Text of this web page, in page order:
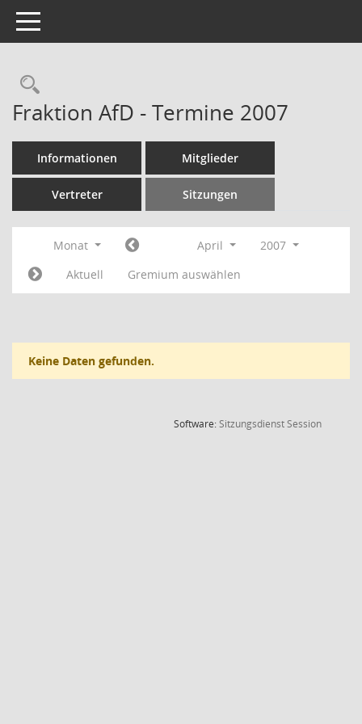
Toggle navigation
Rechercheauswahl
Fraktion AfD - Termine 2007
Informationen Mitglieder
Vertreter Sitzungen
Monat April
2007
Aktuell
Gremium auswählen
Keine Daten gefunden.
Software:SitzungsdienstSession(Wird in